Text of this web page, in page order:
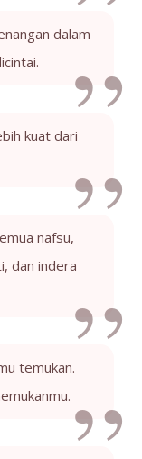
dalam
kuat dari
nafsu,
dan indera
temukan.